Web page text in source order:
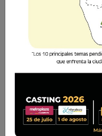
la diferencia es
promoción de Año
premiar la fidelidad
motociclet
Comenzar el año
marque la
mantiene activa su
iniciativa que
con el sorteo de